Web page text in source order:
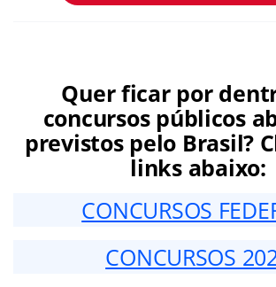
Quer ficar por
concursos públicos
previstos pelo Brasil?
links abaixo:
CONCURSOS
CONCURSOS